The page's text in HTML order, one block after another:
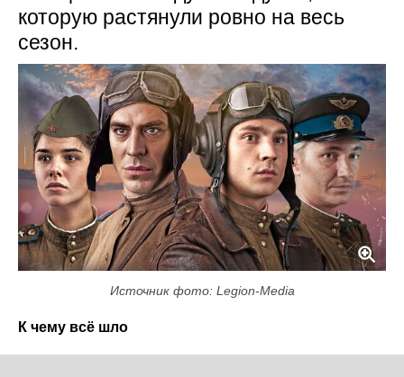
которую растянули ровно на весь
сезон.
Источник фото: Legion-Media
К чему всё шло